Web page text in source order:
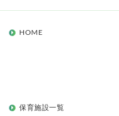
HOME
保育施設一覧